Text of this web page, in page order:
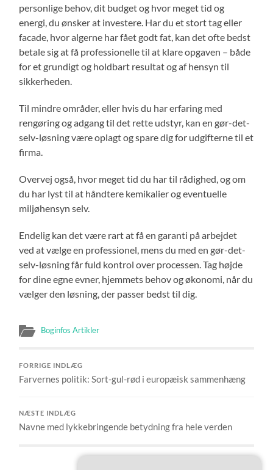
personlige behov, dit budget og hvor meget tid og
energi, du ønsker at investere. Har du et stort tag eller
facade, hvor algerne har fået godt fat, kan det ofte bedst
betale sig at få professionelle til at klare opgaven – både
for et grundigt og holdbart resultat og af hensyn til
sikkerheden.
Til mindre områder, eller hvis du har erfaring med
rengøring og adgang til det rette udstyr, kan en gør-det-
selv-løsning være oplagt og spare dig for udgifterne til et
firma.
Overvej også, hvor meget tid du har til rådighed, og om
du har lyst til at håndtere kemikalier og eventuelle
miljøhensyn selv.
Endelig kan det være rart at få en garanti på arbejdet
ved at vælge en professionel, mens du med en gør-det-
selv-løsning får fuld kontrol over processen. Tag højde
for dine egne evner, hjemmets behov og økonomi, når du
vælger den løsning, der passer bedst til dig.
Boginfos Artikler
FORRIGE INDLÆG
Farvernes politik: Sort-gul-rød i europæisk sammenhæng
NÆSTE INDLÆG
Navne med lykkebringende betydning fra hele verden